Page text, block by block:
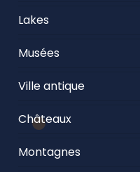
Lakes
Musées
Ville antique
Châteaux
Montagnes